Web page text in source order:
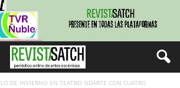
DE INVIERNO EN TEATRO SIDARTE CON CUATRO